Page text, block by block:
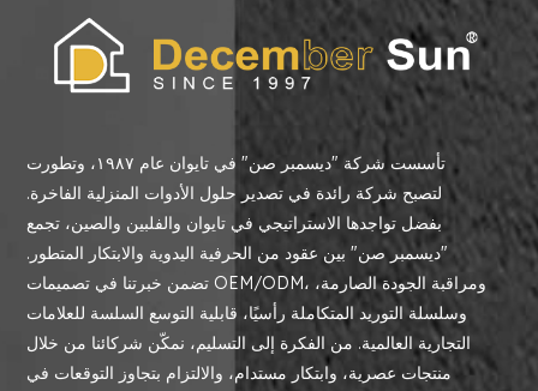
تأسست شركة "ديسمبر صن" في تايوان عام ١٩٨٧، وتطورت
لتصبح شركة رائدة في تصدير حلول الأدوات المنزلية الفاخرة.
بفضل تواجدها الاستراتيجي في تايوان والفلبين والصين، تجمع
"ديسمبر صن" بين عقود من الحرفية اليدوية والابتكار المتطور.
تضمن خبرتنا في تصميمات OEM/ODM، ومراقبة الجودة الصارمة،
وسلسلة التوريد المتكاملة رأسيًا، قابلية التوسع السلسة للعلامات
التجارية العالمية. من الفكرة إلى التسليم، نمكّن شركائنا من خلال
منتجات عصرية، وابتكار مستدام، والالتزام بتجاوز التوقعات في